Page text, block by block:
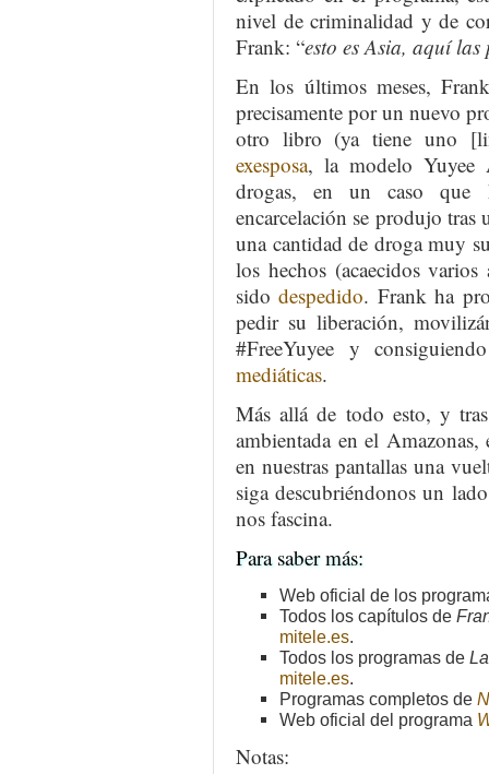
nivel de criminalidad y de
Frank: “esto es Asia, aquí
En los últimos meses,
precisamente por un nuevo
otro libro (ya tiene uno
exesposa, la modelo Yuyee
drogas, en un caso que
encarcelación se produjo
una cantidad de droga muy
los hechos (acaecidos
sidodespedido. Frank ha
pedir su liberación,
#FreeYuyee y
mediáticas.
Más allá de todo esto, y
ambientada en el
en nuestras pantallas una
siga descubriéndonos un
nos fascina.
Para saber más:
Web oficial de los
Todos los capítulos de
mitele.es.
Todos los programas de
mitele.es.
Programas completos de
Web oficial del programa
Notas: